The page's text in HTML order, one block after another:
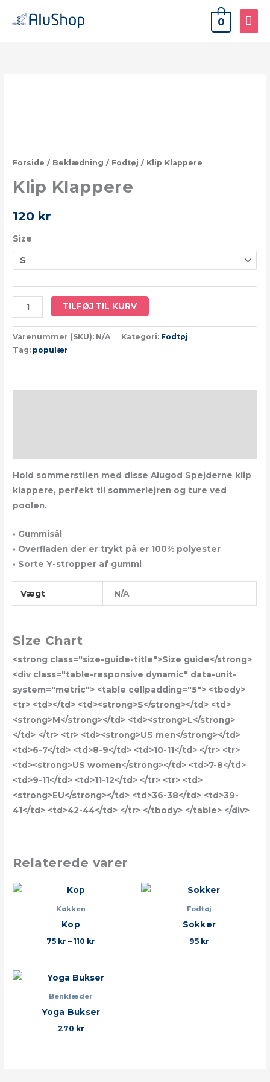
0
Forside / Beklædning / Fodtøj / Klip Klappere
Klip Klappere
120 kr
Size
TILFØJ TIL KURV
Varenummer (SKU): N/A Kategori: Fodtøj
Tag: populær
Hold sommerstilen med disse Alugod Spejderne klip
klappere, perfekt til sommerlejren og ture ved
poolen.
• Gummisål
• Overfladen der er trykt på er 100% polyester
• Sorte Y-stropper af gummi
Vægt N/A
Size Chart
<strong class="size-guide-title">Size guide</strong>
<div class="table-responsive dynamic" data-unit-
system="metric"> <table cellpadding="5"> <tbody>
<tr> <td></td> <td><strong>S</strong></td> <td>
<strong>M</strong></td> <td><strong>L</strong>
</td> </tr> <tr> <td><strong>US men</strong></td>
<td>6-7</td> <td>8-9</td> <td>10-11</td> </tr> <tr>
<td><strong>US women</strong></td> <td>7-8</td>
<td>9-11</td> <td>11-12</td> </tr> <tr> <td>
<strong>EU</strong></td> <td>36-38</td> <td>39-
41</td> <td>42-44</td> </tr> </tbody> </table> </div>
Relaterede varer
Køkken
Kop
75 kr – 110 kr
Prisinterval:
Fodtøj
Sokker
95 kr
Benklæder
Yoga Bukser
270 kr